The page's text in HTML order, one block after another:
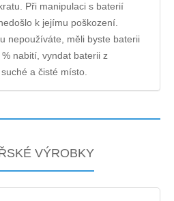
Při manipulaci s baterií
k jejímu poškození.
nepoužíváte, měli byste baterii
nabití, vyndat baterii z
a čisté místo.
VÝROBKY